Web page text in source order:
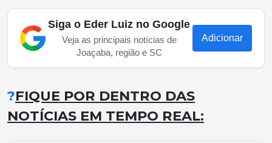
Siga o Eder Luiz no Google
Veja as principais notícias de
Joaçaba, região e SC
Adicionar
?FIQUE POR DENTRO DAS
NOTÍCIAS EM TEMPO REAL: